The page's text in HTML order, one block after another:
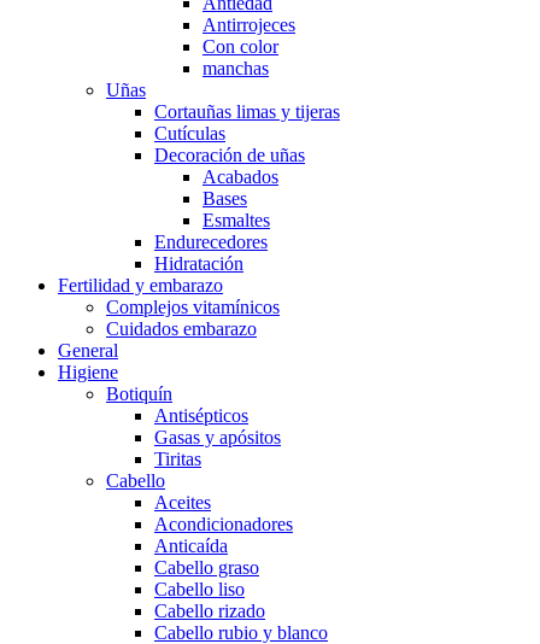
Antirrojeces
Con color
manchas
Uñas
Cortauñas limas y tijeras
Cutículas
Decoración de uñas
Acabados
Bases
Esmaltes
Endurecedores
Hidratación
Fertilidad y embarazo
Complejos vitamínicos
Cuidados embarazo
General
Higiene
Botiquín
Antisépticos
Gasas y apósitos
Tiritas
Cabello
Aceites
Acondicionadores
Anticaída
Cabello graso
Cabello liso
Cabello rizado
Cabello rubio y blanco